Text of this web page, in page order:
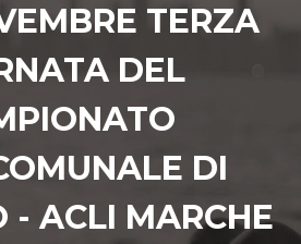
TERZA
DEL
DI
- ACLI MARCHE